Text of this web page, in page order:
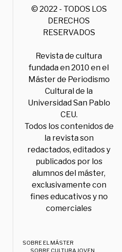
© 2022 - TODOS LOS
DERECHOS
RESERVADOS
Revista de cultura
fundada en 2010 en el
Máster de Periodismo
Cultural de la
Universidad San Pablo
CEU.
Todos los contenidos de
la revista son
redactados, editados y
publicados por los
alumnos del máster,
exclusivamente con
fines educativos y no
comerciales
SOBRE EL MÁSTER
SOBRE CULTURA JOVEN